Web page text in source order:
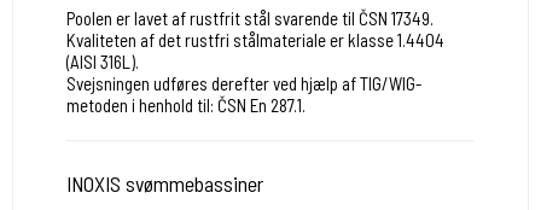
Poolen er lavet af rustfrit stål svarende til ČSN 17349.
Kvaliteten af det rustfri stålmateriale er klasse 1.4404
(AISI 316L).
Svejsningen udføres derefter ved hjælp af TIG/WIG-
metoden i henhold til: ČSN En 287.1.
INOXIS svømmebassiner